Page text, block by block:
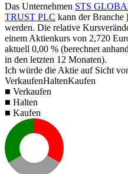
Das Unternehmen STS
TRUST PLC kann der Branche
werden. Die relative
einem Aktienkurs von 2,720
aktuell 0,00 % (berechnet
in den letzten 12 Monaten).
Ich würde die Aktie auf Sicht
VerkaufenHaltenKaufen
■ Verkaufen
■ Halten
■ Kaufen